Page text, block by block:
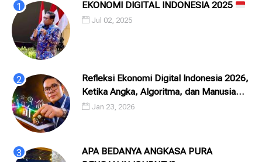
EKONOMI DIGITAL INDONESIA 2025
Jul 02, 2025
Refleksi Ekonomi Digital Indonesia 2026,
Ketika Angka, Algoritma, dan Manusia
Saling Menatap
Jan 23, 2026
APA BEDANYA ANGKASA PURA